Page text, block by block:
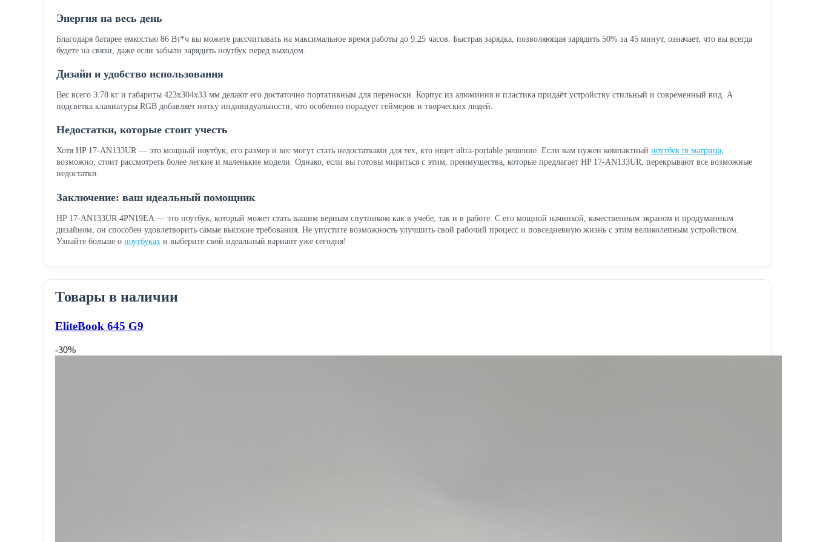
Энергия на весь день
Благодаря батарее емкостью 86 Вт*ч вы можете рассчитывать на максимальное время работы до 9.25 часов. Быстрая зарядка, позволяющая зарядить 50% за 45 минут, означает, что вы всегда
будете на связи, даже если забыли зарядить ноутбук перед выходом.
Дизайн и удобство использования
Вес всего 3.78 кг и габариты 423x304x33 мм делают его достаточно портативным для переноски. Корпус из алюминия и пластика придаёт устройству стильный и современный вид. А
подсветка клавиатуры RGB добавляет нотку индивидуальности, что особенно порадует геймеров и творческих людей.
Недостатки, которые стоит учесть
Хотя HP 17-AN133UR — это мощный ноутбук, его размер и вес могут стать недостатками для тех, кто ищет ultra-portable решение. Если вам нужен компактный ноутбук tn матрица,
возможно, стоит рассмотреть более легкие и маленькие модели. Однако, если вы готовы мириться с этим, преимущества, которые предлагает HP 17-AN133UR, перекрывают все возможные
недостатки.
Заключение: ваш идеальный помощник
HP 17-AN133UR 4PN19EA — это ноутбук, который может стать вашим верным спутником как в учебе, так и в работе. С его мощной начинкой, качественным экраном и продуманным
дизайном, он способен удовлетворить самые высокие требования. Не упустите возможность улучшить свой рабочий процесс и повседневную жизнь с этим великолепным устройством.
Узнайте больше о ноутбуках и выберите свой идеальный вариант уже сегодня!
Товары в наличии
EliteBook 645 G9
-30%